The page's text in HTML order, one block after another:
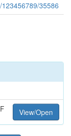
35586
View/Open